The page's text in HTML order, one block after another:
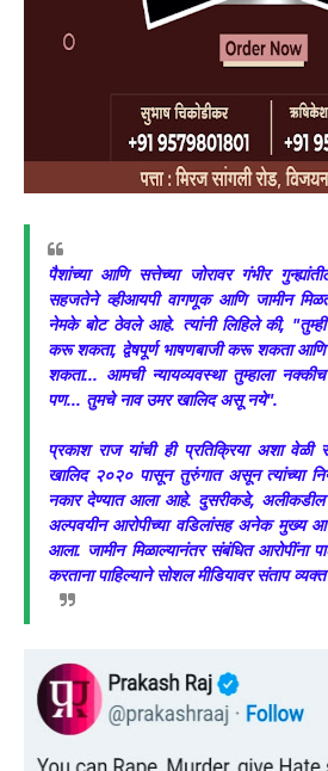
पैशांच्या आणि सत्तेच्या जोरावर गंभीर
सहजतेने व्हीआयपी वागणूक आणि जामीन
नेमके बोट ठेवले आहे. त्यांनी लिहिले की,
करू शकता, द्वेषपूर्ण भाषणबाजी करू शकता आणि
शकता... आमची न्यायव्यवस्था तुम्हाला
पण... तुमचे नाव उमर खालिद असू नये".
प्रकाश राज यांची ही प्रतिक्रिया अशा
खालिद २०२० पासून तुरुंगात असून त्यांच्या
नकार देण्यात आला आहे. दुसरीकडे, अलीकडील
अल्पवयीन आरोपीच्या वडिलांसह अनेक मुख्य
आला. जामीन मिळाल्यानंतर संबंधित आरोपींना
करताना पाहिल्याने सोशल मीडियावर संताप